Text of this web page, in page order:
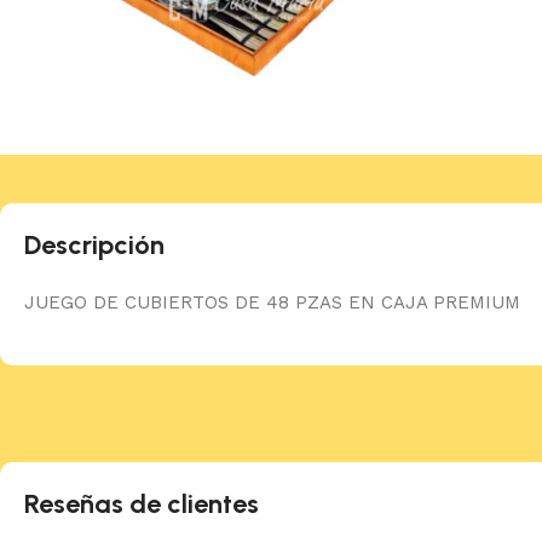
Descripción
JUEGO DE CUBIERTOS DE 48 PZAS EN CAJA PREMIUM
Reseñas de clientes